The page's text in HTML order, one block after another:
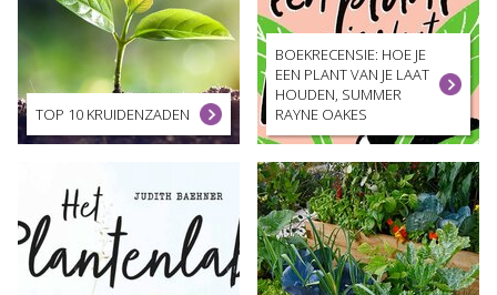
TOP 10 KRUIDENZADEN
BOEKRECENSIE: HOE JE
EEN PLANT VAN JE LAAT
HOUDEN, SUMMER
RAYNE OAKES